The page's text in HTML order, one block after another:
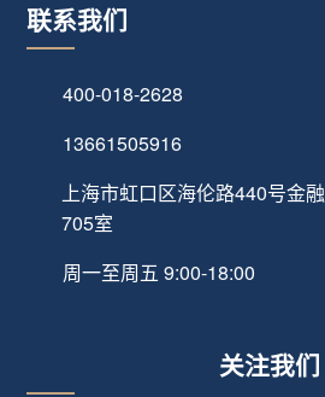
联系我们
400-018-2628
13661505916
上海市虹口区海伦路440号金
705室
周一至周五 9:00-18:00
关注我们